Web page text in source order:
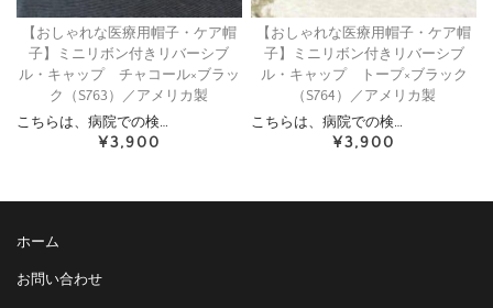
【おしゃれな医療用帽子・ケア帽
子】ミニリボン付きリバーシブ
ル・キャップ チャコール×ブラッ
ク（S763）／アメリカ製
こちらは、病院での検…
¥3,900
【おしゃれな医療用帽子・ケア帽
子】ミニリボン付きリバーシブ
ル・キャップ トープ×ブラック
（S764）／アメリカ製
こちらは、病院での検…
¥3,900
ホーム
お問い合わせ